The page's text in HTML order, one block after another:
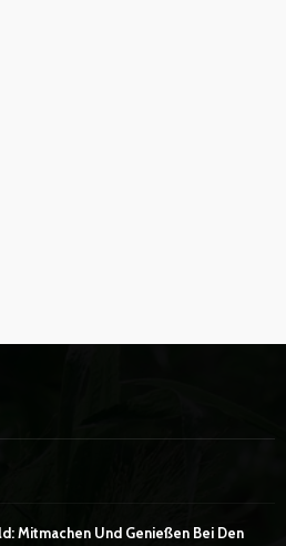
Mitmachen Und Genießen Bei Den